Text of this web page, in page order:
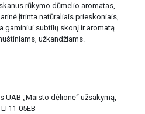
rūkymo dūmelio aromatas,
įtrinta natūraliais prieskoniais,
gaminiui subtilų skonį ir aromatą.
užkandžiams.
UAB „Maisto dėlionė“ užsakymą,
05EB